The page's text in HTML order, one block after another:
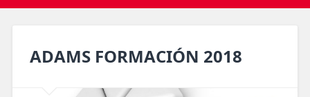
ADAMS FORMACIÓN 2018